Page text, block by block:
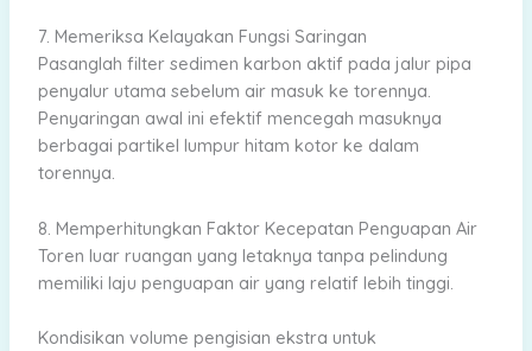
7. Memeriksa Kelayakan Fungsi Saringan
Pasanglah filter sedimen karbon aktif pada jalur pipa
penyalur utama sebelum air masuk ke torennya.
Penyaringan awal ini efektif mencegah masuknya
berbagai partikel lumpur hitam kotor ke dalam
torennya.
8. Memperhitungkan Faktor Kecepatan Penguapan Air
Toren luar ruangan yang letaknya tanpa pelindung
memiliki laju penguapan air yang relatif lebih tinggi.
Kondisikan volume pengisian ekstra untuk